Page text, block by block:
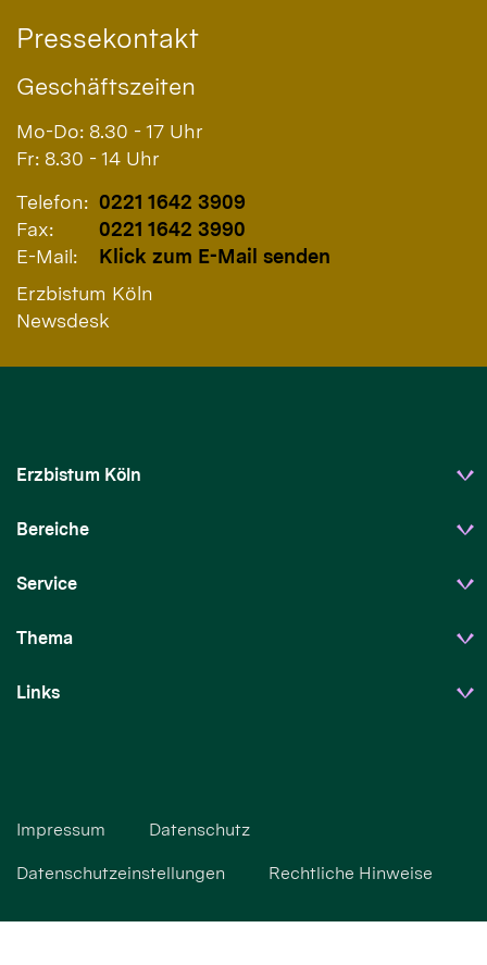
Pressekontakt
Geschäftszeiten
Mo-Do: 8.30 - 17 Uhr
Fr: 8.30 - 14 Uhr
Telefon: 0221 1642 3909
Fax:
0221 1642 3990
E-Mail:
Klick zum E-Mail senden
Erzbistum Köln
Newsdesk
Erzbistum Köln
Bereiche
Service
Thema
Links
Impressum Datenschutz
Datenschutzeinstellungen Rechtliche Hinweise